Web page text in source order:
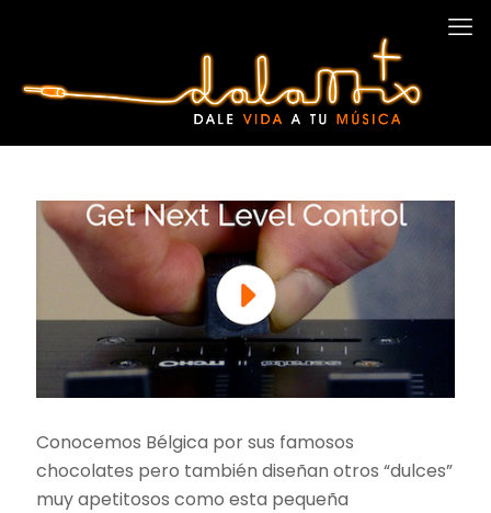
Conocemos Bélgica por sus famosos
chocolates pero también diseñan otros “dulces”
muy apetitosos como esta pequeña